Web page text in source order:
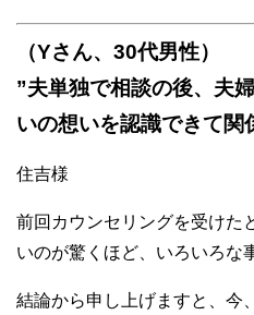
（Yさん、30代男性）
”夫単独で相談の後、夫
いの想いを認識できて関
住吉様
前回カウンセリングを受けた
いのが驚くほど、いろいろな
結論から申し上げますと、今